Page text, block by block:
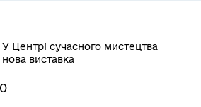
У Центрі сучасного мистецтва
нова виставка